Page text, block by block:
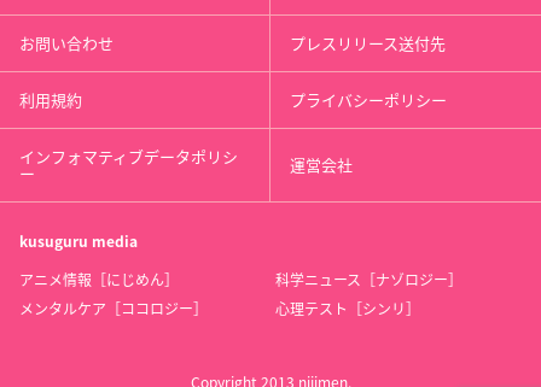
お問い合わせ プレスリリース送付先
利用規約 プライバシーポリシー
インフォマティブデータポリシ
ー 運営会社
kusuguru media
アニメ情報［にじめん］
科学ニュース［ナゾロジー］
メンタルケア［ココロジー］
心理テスト［シンリ］
Copyright 2013 nijimen.